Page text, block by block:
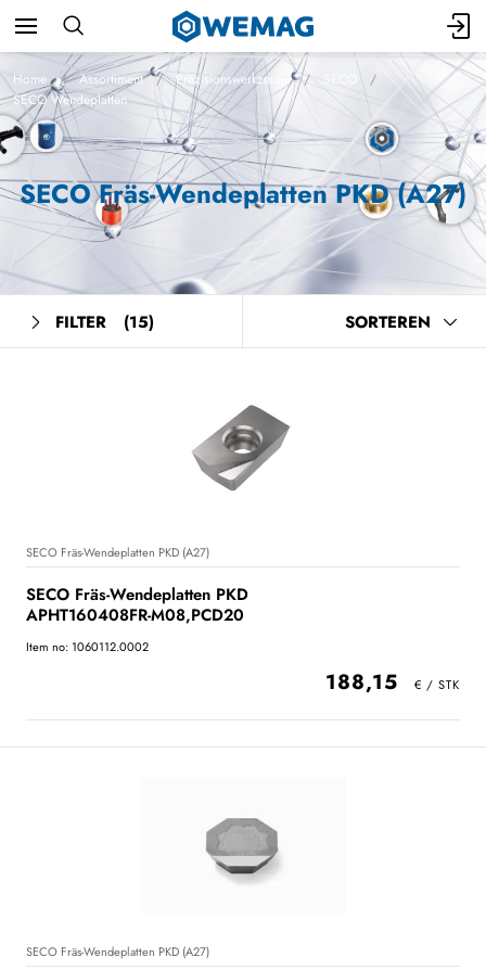
Home Assortiment Präzisionswerkzeuge
SECO
SECO Wendeplatten
SECO Fräs-Wendeplatten PKD (A27)
FILTER (15) SORTEREN
SECO Fräs-Wendeplatten PKD (A27)
SECO Fräs-Wendeplatten PKD
APHT160408FR-M08,PCD20
Item no: 1060112.0002
188,15
SECO Fräs-Wendeplatten PKD (A27)